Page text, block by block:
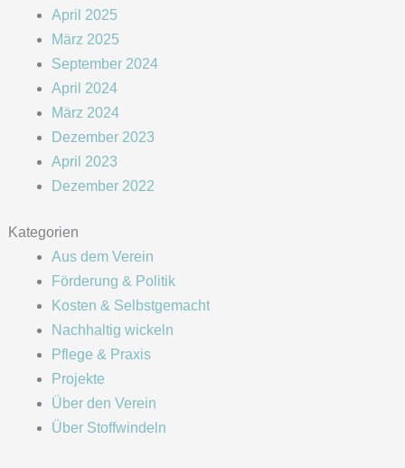
April 2025
März 2025
September 2024
April 2024
März 2024
Dezember 2023
April 2023
Dezember 2022
Kategorien
Aus dem Verein
Förderung & Politik
Kosten & Selbstgemacht
Nachhaltig wickeln
Pflege & Praxis
Projekte
Über den Verein
Über Stoffwindeln